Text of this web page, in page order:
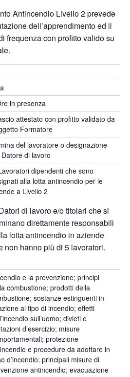
Antincendio Livello 2 prevede
dell’apprendimento ed il
frequenza con profitto valido su
in presenza
attestato con profitto validato da
Formatore
del lavoratore o designazione
di lavoro
dipendenti che sono
alla lotta antincendio per le
a Livello 2
di lavoro e/o titolari che si
direttamente responsabili
lotta antincendio in aziende
non hanno più di 5 lavoratori.
e la prevenzione; principi
combustione; prodotti della
sostanze estinguenti in
al tipo di incendio; effetti
sull’uomo; divieti e
d’esercizio; misure
protezione
e procedure da adottare in
d’incendio; principali misure di
antincendio; evacuazione